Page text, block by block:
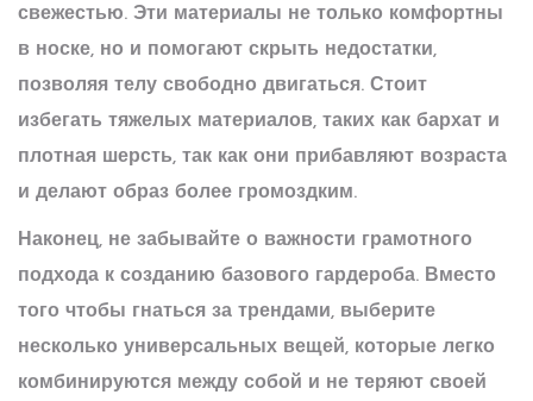
свежестью. Эти материалы не только комфортны
в носке, но и помогают скрыть недостатки,
позволяя телу свободно двигаться. Стоит
избегать тяжелых материалов, таких как бархат и
плотная шерсть, так как они прибавляют возраста
и делают образ более громоздким.
Наконец, не забывайте о важности грамотного
подхода к созданию базового гардероба. Вместо
того чтобы гнаться за трендами, выберите
несколько универсальных вещей, которые легко
комбинируются между собой и не теряют своей